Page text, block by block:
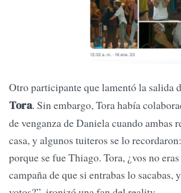
Otro participante que lamentó la salida
Tora. Sin embargo, Tora había
de venganza de Daniela cuando ambas
casa, y algunos tuiteros se lo
porque se fue Thiago. Tora, ¿vos no
campaña de que si entrabas lo sacabas,